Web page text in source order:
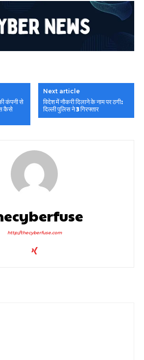
कंपनी से
कैसे
Next article
विदेश में नौकरी दिलाने के नाम पर ठगी:
दिल्ली पुलिस ने 3 गिरफ्तार
http://thecyberfuse.com